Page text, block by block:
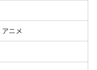
ニメ